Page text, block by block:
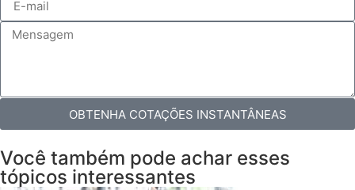
OBTENHA COTAÇÕES INSTANTÂNEAS
Você também pode achar esses
tópicos interessantes